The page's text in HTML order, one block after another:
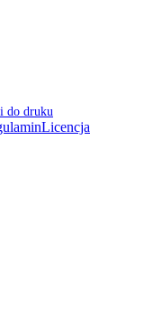
do druku
Licencja